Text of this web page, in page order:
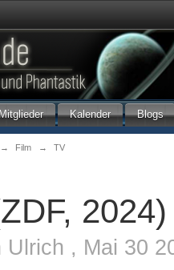
Kalender Blogs
→ Film → TV
2024)
Ulrich , Mai 30